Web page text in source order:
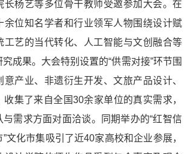
长杨艺等多位骨干教师受邀参加大会。在
余位知名学者和行业领军人物围绕设计赋
工艺的当代转化、人工智能与文创融合等
成果。大会特别设置的“供需对接”环节围
产业、非遗衍生开发、文旅产品设计、
集了来自全国30余家单位的真实需求，
需求方面对面洽谈。同期举办的“红智信
文化市集吸引了近40家高校和企业参展，